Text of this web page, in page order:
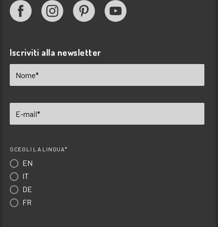
Iscriviti alla newsletter
SCEGLI LA LINGUA*
EN
IT
DE
FR